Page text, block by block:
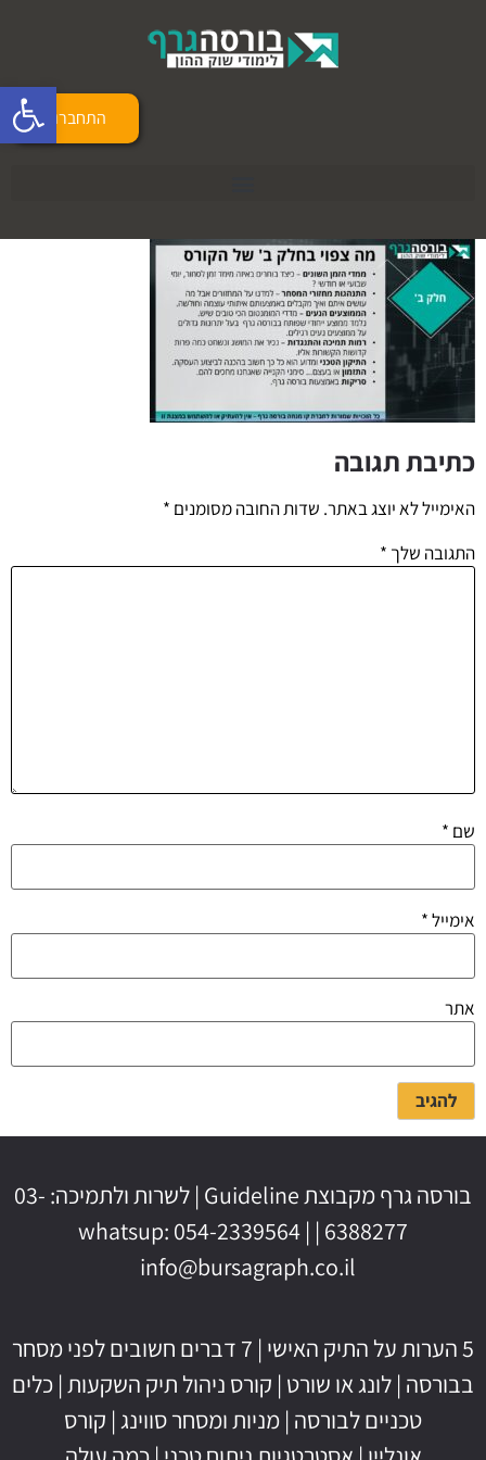
התחברות
כתיבת תגובה
האימייל לא יוצג באתר. שדות החובה מסומנים *
התגובה שלך *
שם *
אימייל*
אתר
בורסה גרף מקבוצת Guideline | לשרות ולתמיכה: 03-
6388277 | whatsup: 054-2339564 |
info@bursagraph.co.il
5 הערות על התיק האישי |
7 דברים חשובים לפני מסחר
בבורסה | לונג או שורט | קורס ניהול תיק השקעות| כלים
טכניים לבורסה | מניות ומסחר סווינג| קורס